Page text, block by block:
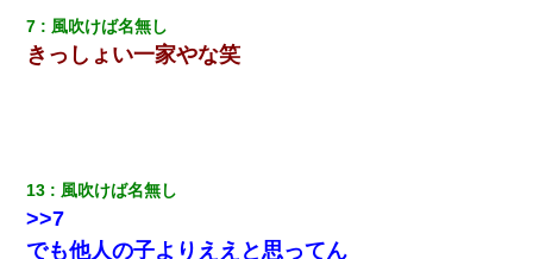
7 風吹けば名無し
きっしょい一家やな笑
13 風吹けば名無し
>>7
でも他人の子よりええと思ってん